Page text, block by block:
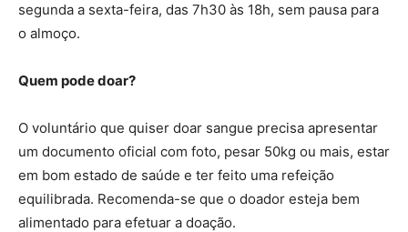
segunda a sexta-feira, das 7h30 às 18h, sem pausa para
o almoço.
Quem pode doar?
O voluntário que quiser doar sangue precisa apresentar
um documento oficial com foto, pesar 50kg ou mais, estar
em bom estado de saúde e ter feito uma refeição
equilibrada. Recomenda-se que o doador esteja bem
alimentado para efetuar a doação.